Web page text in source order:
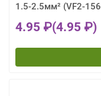
1.5-2.5мм² (VF2-
4.95 ₽(4.95 ₽)